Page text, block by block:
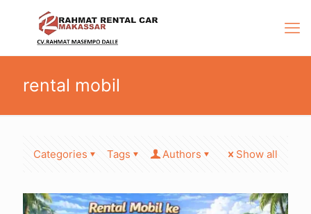
rental mobil
Categories Tags Authors Show all